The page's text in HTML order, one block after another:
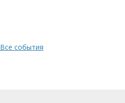
Все события